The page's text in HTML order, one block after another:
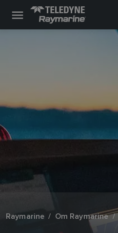
Raymarine Om Raymarine